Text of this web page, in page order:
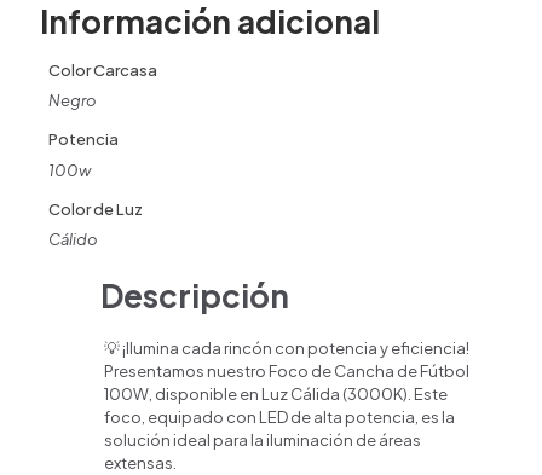
Información adicional
Color Carcasa
Negro
Potencia
100w
Color de Luz
Cálido
Descripción
💡 ¡Ilumina cada rincón con potencia y eficiencia!
Presentamos nuestro Foco de Cancha de Fútbol
100W, disponible en Luz Cálida (3000K). Este
foco, equipado con LED de alta potencia, es la
solución ideal para la iluminación de áreas
extensas.